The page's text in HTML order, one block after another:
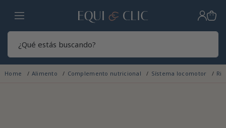
Hogar
Home Alimento Complemento nutricional Sístema locomotor